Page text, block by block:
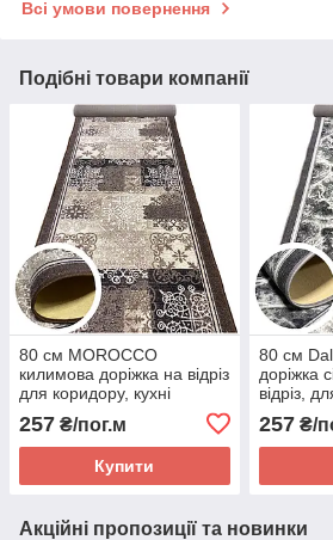
Всі умови повернення
Подібні товари компанії
80 см MOROCCO
килимова доріжка на відріз
для коридору, кухні
257 ₴/пог.м
Купити
80 см
доріжка
відріз,
257₴/
Акційні пропозиції та новинки